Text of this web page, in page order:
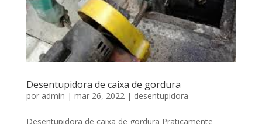
Desentupidora de caixa de gordura
por admin | mar 26, 2022| desentupidora
Desentupidora de caixa de gordura Praticamente